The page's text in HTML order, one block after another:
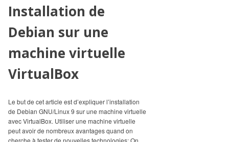
Installation de
Debian sur une
machine virtuelle
VirtualBox
Le but de cet article est d’expliquer l’installation
de Debian GNU/Linux 9 sur une machine virtuelle
avec VirtualBox. Utiliser une machine virtuelle
peut avoir de nombreux avantages quand on
cherche à tester de nouvelles technologies: On